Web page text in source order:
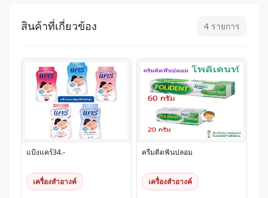
สินค้าที่เกี่ยวข้อง 4 รายการ
แป้งแคร์34.-
เครื่องสำอางค์
ครีมติดฟันปลอม
เครื่องสำอางค์